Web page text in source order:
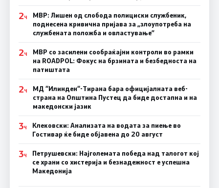
2Ч
МВР: Лишен од слобода полициски службеник,
поднесена кривична пријава за „злоупотреба на
службената положба и овластување”
2Ч
МВР со засилени сообраќајни контроли во рамки
на ROADPOL: Фокус на брзината и безбедноста на
патиштата
2Ч
МД “Илинден“-Тирана бара официјалната веб-
страна на Општина Пустец да биде достапна и на
македонски јазик
3Ч
Клековски: Анализата на водата за пиење во
Гостивар ќе биде објавена до 20 август
3Ч
Петрушевски: Најголемата победа над талогот кој
се храни со хистерија и безнадежност е успешна
Македонија